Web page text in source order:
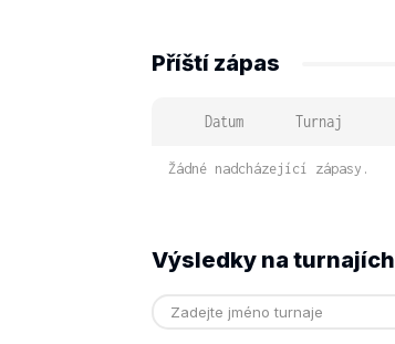
Příští zápas
Datum Turnaj
Žádné nadcházející zápasy.
Výsledky na turnajích